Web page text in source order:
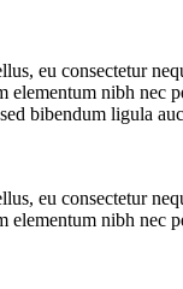
eu consectetur
nibh nec
bibendum ligula
eu consectetur
nibh nec